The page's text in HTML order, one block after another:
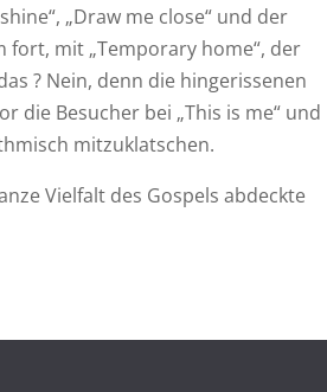
„Draw me close“ und der
fort, mit „Temporary home“, der
? Nein, denn die hingerissenen
die Besucher bei „This is me“ und
mitzuklatschen.
Vielfalt des Gospels abdeckte